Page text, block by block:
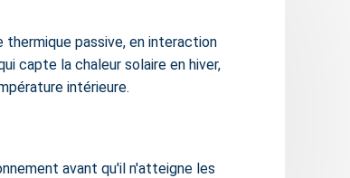
passive, en interaction
capte la chaleur solaire en hiver,
intérieure.
avant qu'il n'atteigne les